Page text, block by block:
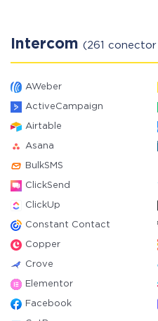
Intercom (261
AWeber
ActiveCampaign
Airtable
Asana
BulkSMS
ClickSend
ClickUp
Constant Contact
Copper
Crove
Elementor
Facebook